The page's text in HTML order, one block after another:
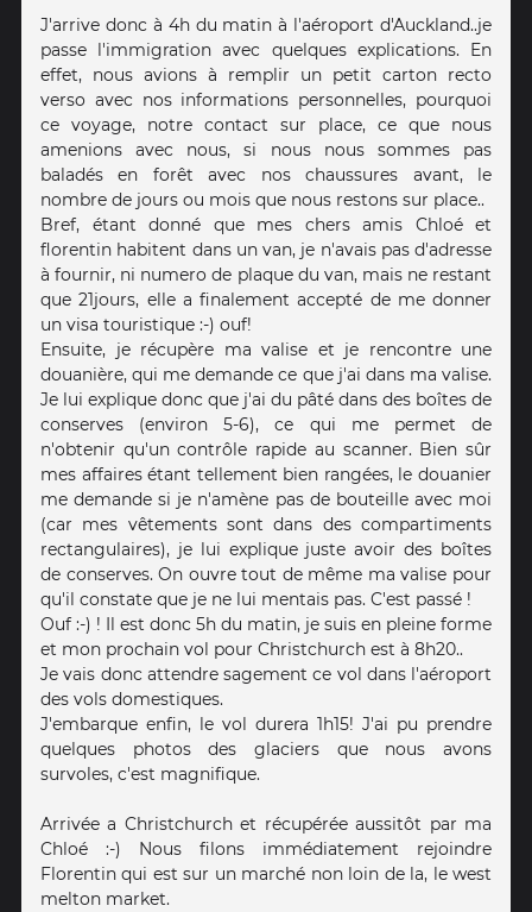
J'arrive donc à 4h du matin à l'aéroport d'Auckland..je
passe l'immigration avec quelques explications. En
effet, nous avions à remplir un petit carton recto
verso avec nos informations personnelles, pourquoi
ce voyage, notre contact sur place, ce que nous
amenions avec nous, si nous nous sommes pas
baladés en forêt avec nos chaussures avant, le
nombre de jours ou mois que nous restons sur place..
Bref, étant donné que mes chers amis Chloé et
florentin habitent dans un van, je n'avais pas d'adresse
à fournir, ni numero de plaque du van, mais ne restant
que 21jours, elle a finalement accepté de me donner
un visa touristique :-) ouf!
Ensuite, je récupère ma valise et je rencontre une
douanière, qui me demande ce que j'ai dans ma valise.
Je lui explique donc que j'ai du pâté dans des boîtes de
conserves (environ 5-6), ce qui me permet de
n'obtenir qu'un contrôle rapide au scanner. Bien sûr
mes affaires étant tellement bien rangées, le douanier
me demande si je n'amène pas de bouteille avec moi
(car mes vêtements sont dans des compartiments
rectangulaires), je lui explique juste avoir des boîtes
de conserves. On ouvre tout de même ma valise pour
qu'il constate que je ne lui mentais pas. C'est passé !
Ouf :-) ! Il est donc 5h du matin, je suis en pleine forme
et mon prochain vol pour Christchurch est à 8h20..
Je vais donc attendre sagement ce vol dans l'aéroport
des vols domestiques.
J'embarque enfin, le vol durera 1h15! J'ai pu prendre
quelques photos des glaciers que nous avons
survoles, c'est magnifique.
Arrivée a Christchurch et récupérée aussitôt par ma
Chloé :-) Nous filons immédiatement rejoindre
Florentin qui est sur un marché non loin de la, le west
melton market.